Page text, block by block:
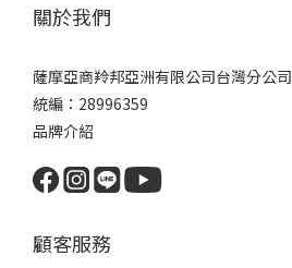
關於我們
薩摩亞商羚邦亞洲有限公司台灣分公司
統編：28996359
品牌介紹
顧客服務